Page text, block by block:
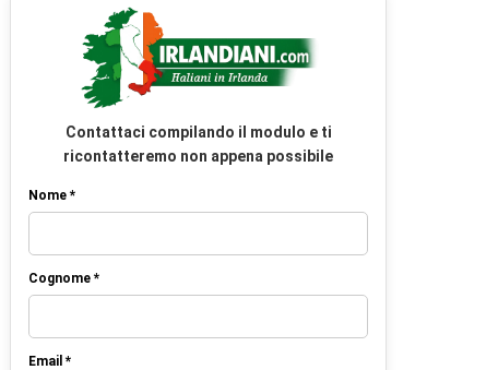
Contattaci compilando il modulo e ti
ricontatteremo non appena possibile
Nome *
Cognome *
Email *